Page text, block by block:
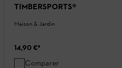
TIMBERSPORTS®
Maison & Jardin
14,90 €*
Comparer